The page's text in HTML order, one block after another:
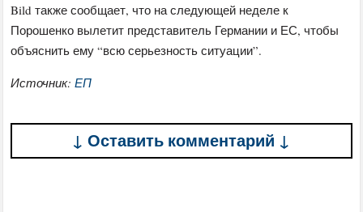
Bild также сообщает, что на следующей неделе к
Порошенко вылетит представитель Германии и ЕС, чтобы
объяснить ему “всю серьезность ситуации”.
Источник:ЕП
↓ Оставить комментарий ↓